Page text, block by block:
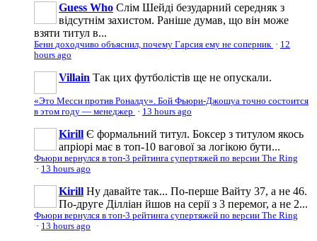
Guess Who Слім Шейді безударний середняк з
відсутнім захистом. Раніше думав, що він може
взяти титул в...
Бенн доходчиво объяснил, почему Гарсия ему не соперник · 12
hours ago
Villain Так цих футболістів ще не опускали.
«Это Месси против Роналду». Бой Фьюри-Джошуа точно состоится
в этом году — менеджер · 13 hours ago
Kirill Є формальний титул. Боксер з титулом якось
апріорі має в топ-10 вагової за логікою бути...
Фьюри вернулся в топ-3 рейтинга супертяжей по версии The Ring
· 13 hours ago
Kirill Ну давайте так... По-перше Вайту 37, а не 46.
По-друге Ділліан йшов на серії з 3 перемог, а не 2...
Фьюри вернулся в топ-3 рейтинга супертяжей по версии The Ring
· 13 hours ago